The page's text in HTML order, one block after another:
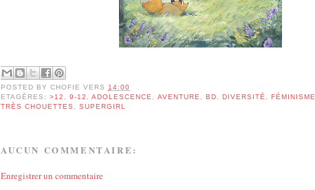
POSTED BYCHOFIE VERS 14:00
ETAGÈRES:>12 ,9-12 ,ADOLESCENCE AVENTURE BD DIVERSITÉ FÉMINISME
TRÈS CHOUETTES
,SUPERGIRL
AUCUN COMMENTAIRE:
Enregistrer un commentaire